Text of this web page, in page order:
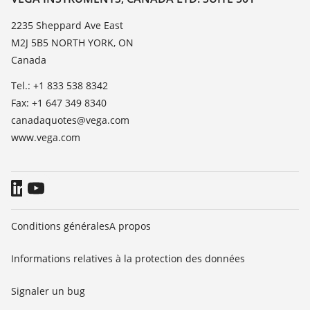
News
Presse
2235 Sheppard Ave East
M2J 5B5 NORTH YORK, ON
Canada
Tel.: +1 833 538 8342
Fax: +1 647 349 8340
canadaquotes@vega.com
www.vega.com
Conditions généralesA propos
Informations relatives à la protection des données
Signaler un bug